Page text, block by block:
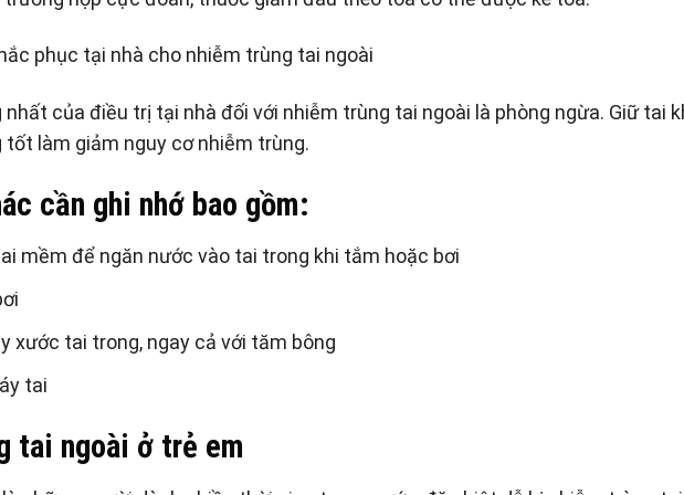
phục tại nhà cho nhiễm trùng tai ngoài
nhất của điều trị tại nhà đối với nhiễm trùng tai ngoài là phòng ngừa. Giữ tai
tốt làm giảm nguy cơ nhiễm trùng.
cần ghi nhớ bao gồm:
mềm để ngăn nước vào tai trong khi tắm hoặc bơi
xước tai trong, ngay cả với tăm bông
tai
tai ngoài ở trẻ em